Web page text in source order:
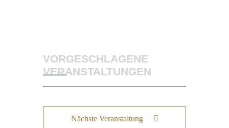
VORGESCHLAGENE
VERANSTALTUNGEN
Nächste Veranstaltung